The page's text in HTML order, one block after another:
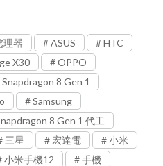
理器 ASUS
HTC
X30
OPPO
8 Gen 1
Samsung
8 Gen 1 代工
三星 宏達電
小米
小米手機12
手機